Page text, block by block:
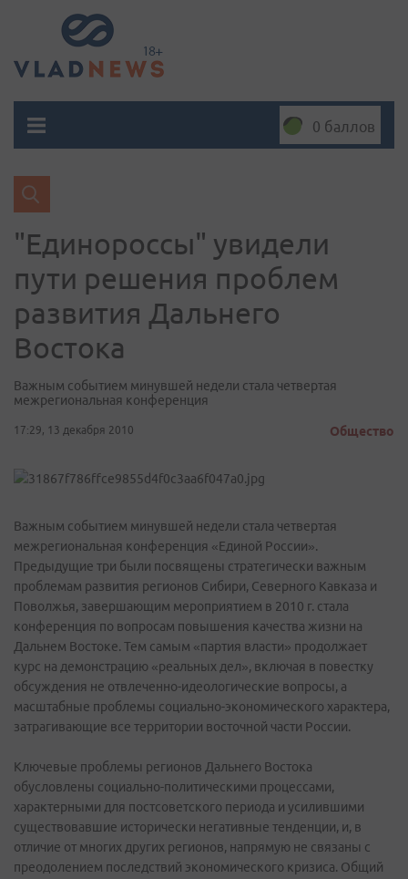
0 баллов
"Единороссы" увидели
пути решения проблем
развития Дальнего
Востока
Важным событием минувшей недели стала четвертая
межрегиональная конференция
17:29, 13 декабря 2010 Общество
Важным событием минувшей недели стала четвертая
межрегиональная конференция «Единой России».
Предыдущие три были посвящены стратегически важным
проблемам развития регионов Сибири, Северного Кавказа и
Поволжья, завершающим мероприятием в 2010 г. стала
конференция по вопросам повышения качества жизни на
Дальнем Востоке. Тем самым «партия власти» продолжает
курс на демонстрацию «реальных дел», включая в повестку
обсуждения не отвлеченно-идеологические вопросы, а
масштабные проблемы социально-экономического характера,
затрагивающие все территории восточной части России.
Ключевые проблемы регионов Дальнего Востока
обусловлены социально-политическими процессами,
характерными для постсоветского периода и усилившими
существовавшие исторически негативные тенденции, и, в
отличие от многих других регионов, напрямую не связаны с
преодолением последствий экономического кризиса. Общий